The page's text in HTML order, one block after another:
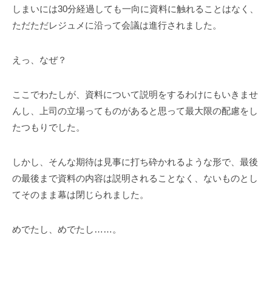
しまいには30分経過しても一向に資料に触れることはなく、
ただただレジュメに沿って会議は進行されました。
えっ、なぜ？
ここでわたしが、資料について説明をするわけにもいきませ
んし、上司の立場ってものがあると思って最大限の配慮をし
たつもりでした。
しかし、そんな期待は見事に打ち砕かれるような形で、最後
の最後まで資料の内容は説明されることなく、ないものとし
てそのまま幕は閉じられました。
めでたし、めでたし……。